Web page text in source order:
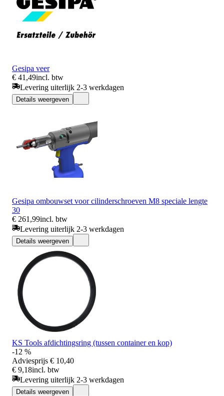
Gesipa veer
€ 41,49incl. btw
Levering uiterlijk 2-3 werkdagen
Details weergeven
Gesipa ombouwset voor cilinderschroeven M8 speciale lengte
30
€ 261,99incl. btw
Levering uiterlijk 2-3 werkdagen
Details weergeven
KS Tools afdichtingsring (tussen container en kop)
-12 %
Adviesprijs € 10,40
€ 9,18incl. btw
Levering uiterlijk 2-3 werkdagen
Details weergeven